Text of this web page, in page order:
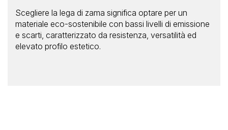
Scegliere la lega di zama significa optare per un
materiale eco-sostenibile con bassi livelli di emissione
e scarti, caratterizzato da resistenza, versatilità ed
elevato profilo estetico.